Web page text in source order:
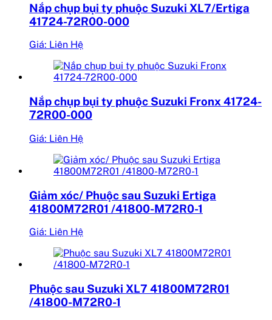
Nắp chụp bụi ty phuộc Suzuki XL7/Ertiga
41724-72R00-000
Giá: Liên Hệ
Nắp chụp bụi ty phuộc Suzuki Fronx 41724-
72R00-000
Giá: Liên Hệ
Giảm xóc/ Phuộc sau Suzuki Ertiga
41800M72R01 /41800-M72R0-1
Giá: Liên Hệ
Phuộc sau Suzuki XL7 41800M72R01
/41800-M72R0-1